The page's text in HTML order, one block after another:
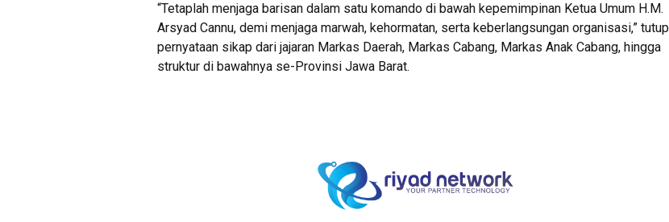
“Tetaplah menjaga barisan dalam satu komando di bawah kepemimpinan Ketua Umum H.M.
Arsyad Cannu, demi menjaga marwah, kehormatan, serta keberlangsungan organisasi,” tutup
pernyataan sikap dari jajaran Markas Daerah, Markas Cabang, Markas Anak Cabang, hingga
struktur di bawahnya se-Provinsi Jawa Barat.